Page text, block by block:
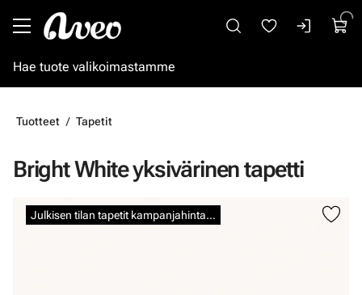
Tuotteet Tapetit
Bright White yksivärinen tapetti
Julkisen tilan tapetit kampanjahintaan
Ohita kuvat